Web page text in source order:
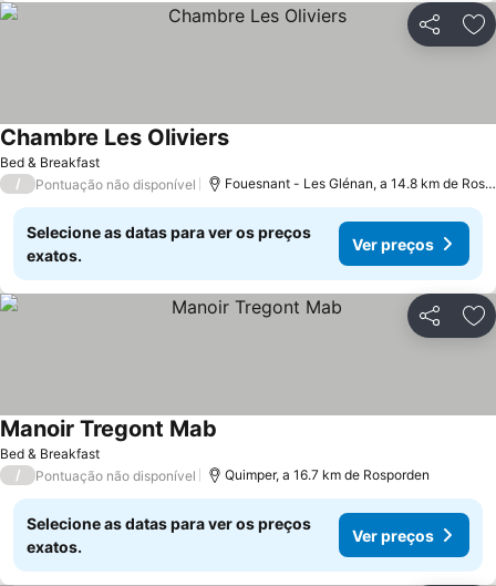
Partilhar
Bed & Breakfast
Chambre Les OliviersVer preços
/ Pontuação não disponível Fouesnant - Les Glénan, a 14.8 km de
Selecione as datas para ver os preços
exatos.
Ver preços
Partilhar
Bed & Breakfast
Manoir Tregont Mab
/ Pontuação não disponível Quimper, a 16.7 km de Rosporden
Selecione as datas para ver os preços
exatos.
Ver preços